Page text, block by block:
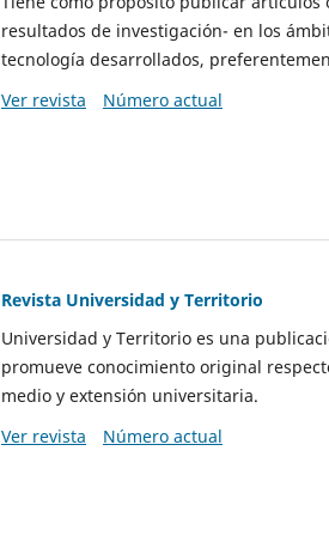
resultados de investigación- en los
tecnología desarrollados,
Ver revista
Número actual
Revista Universidad y Territorio
Universidad y Territorio es una
promueve conocimiento original
medio y extensión universitaria.
Ver revista
Número actual